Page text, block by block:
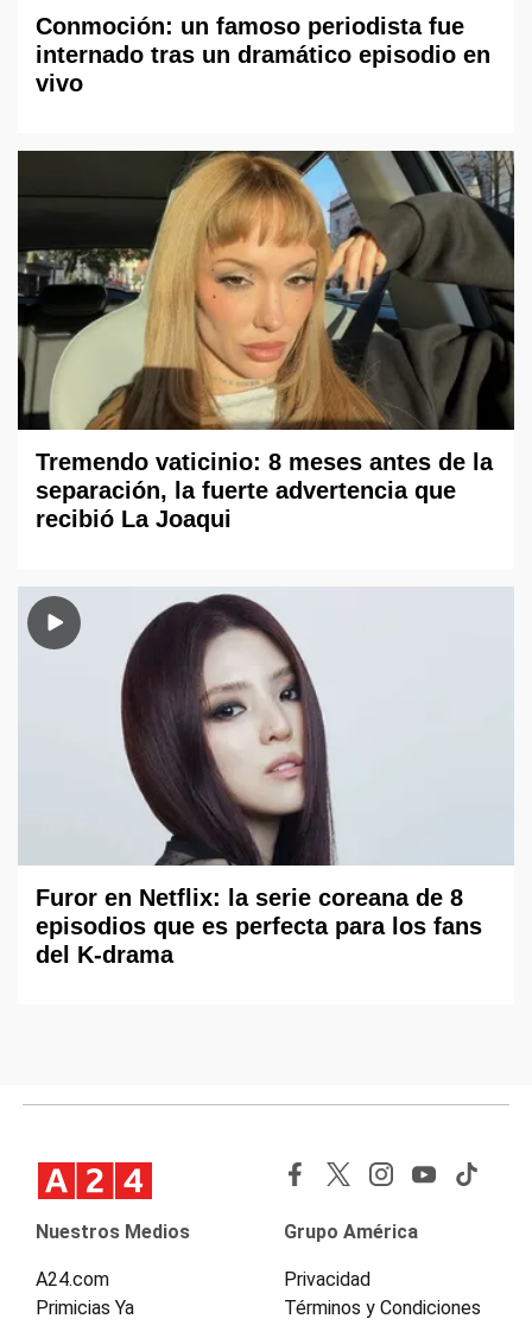
Conmoción: un famoso periodista fue
internado tras un dramático episodio en
vivo
Tremendo vaticinio: 8 meses antes de la
separación, la fuerte advertencia que
recibió La Joaqui
Furor en Netflix: la serie coreana de 8
episodios que es perfecta para los fans
del K-drama
Nuestros Medios
A24.com
Primicias Ya
Grupo América
Privacidad
Términos y Condiciones